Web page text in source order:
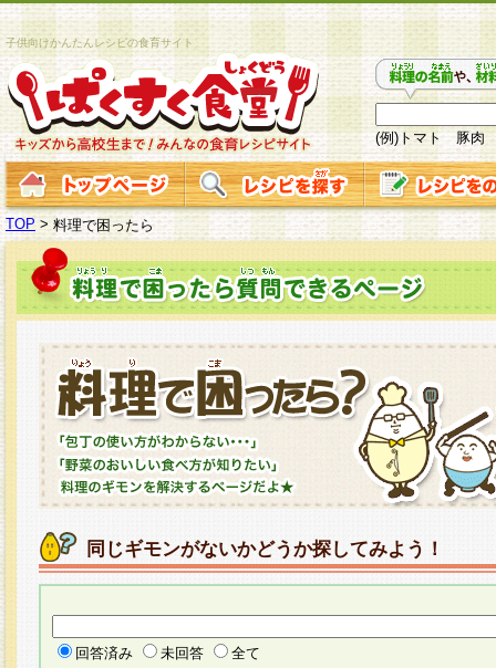
子供向けかんたんレシピの食育サイト
(例)トマト 豚肉
TOP >料理で困ったら
同じギモンがないかどうか探してみよう！
回答済み 未回答 全て